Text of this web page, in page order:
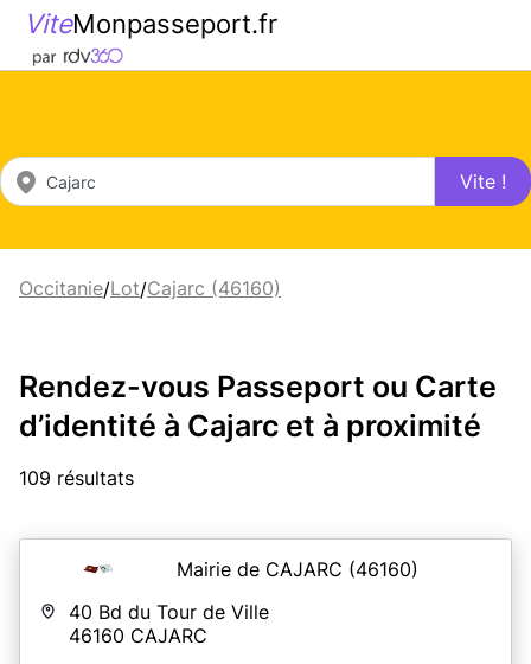
ViteMonpasseport.fr
Vite !
Occitanie/Lot/Cajarc (46160)
Rendez-vous Passeport ou Carte
d’identité à Cajarc et à proximité
109 résultats
Mairie de CAJARC (46160)
40 Bd du Tour de Ville
46160 CAJARC